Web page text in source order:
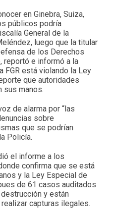
en Ginebra, Suiza,
públicos podría
General de la
luego que la titular
de los Derechos
reportó e informó a la
FGR está violando la Ley
que autoridades
sus manos.
de alarma por “las
sobre
que se podrían
Policía.
el informe a los
confirma que se está
y la Ley Especial de
de 61 casos auditados
y están
capturas ilegales.